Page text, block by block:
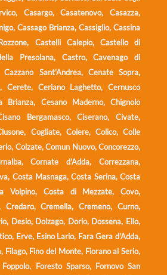
Casargo, Casatenovo, Casazza,
Cassago Brianza, Cassiglio, Cassina
Castelli Calepio, Castello di
Presolana, Castro, Cavenago di
Cazzano Sant'Andrea, Cenate Sopra,
Cerete, Ceriano Laghetto, Cernusco
Brianza, Cesano Maderno, Chignolo
Bergamasco, Ciserano, Civate,
Cogliate, Colere, Colico, Colle
Colzate, Comun Nuovo, Concorezzo,
Cornate d'Adda, Correzzana,
Costa Masnaga, Costa Serina, Costa
Volpino, Costa di Mezzate, Covo,
Credaro, Cremella, Cremeno, Curno,
Desio, Dolzago, Dorio, Dossena, Ello,
Erve, Esino Lario, Fara Gera d'Adda,
Filago, Fino del Monte, Fiorano al Serio,
Foresto Sparso, Fornovo San